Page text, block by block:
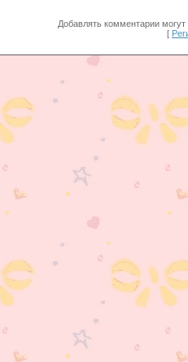
Добавлять комментарии могут
[